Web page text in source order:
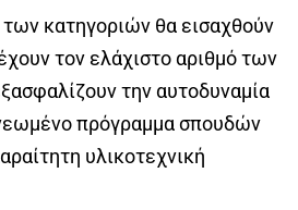
κατηγοριών θα εισαχθούν
τον ελάχιστο αριθμό των
την αυτοδυναμία
πρόγραμμα σπουδών
υλικοτεχνική